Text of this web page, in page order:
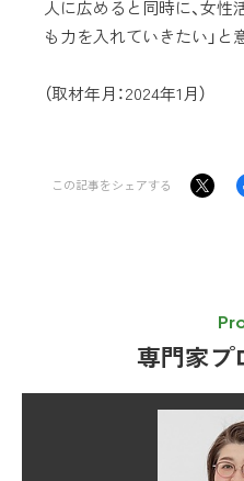
人に広めると同時に、女
も力を入れていきたい」と
（取材年月：2024年1月）
この記事をシェアする
専門家プ